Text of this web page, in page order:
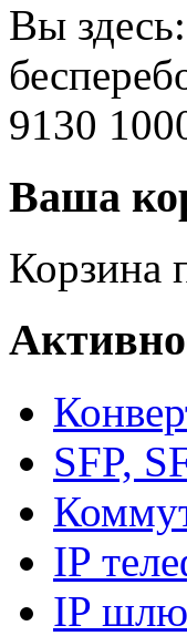
Вы здесь:
9130
Ваша
Корзина
SFP,
IP
IP